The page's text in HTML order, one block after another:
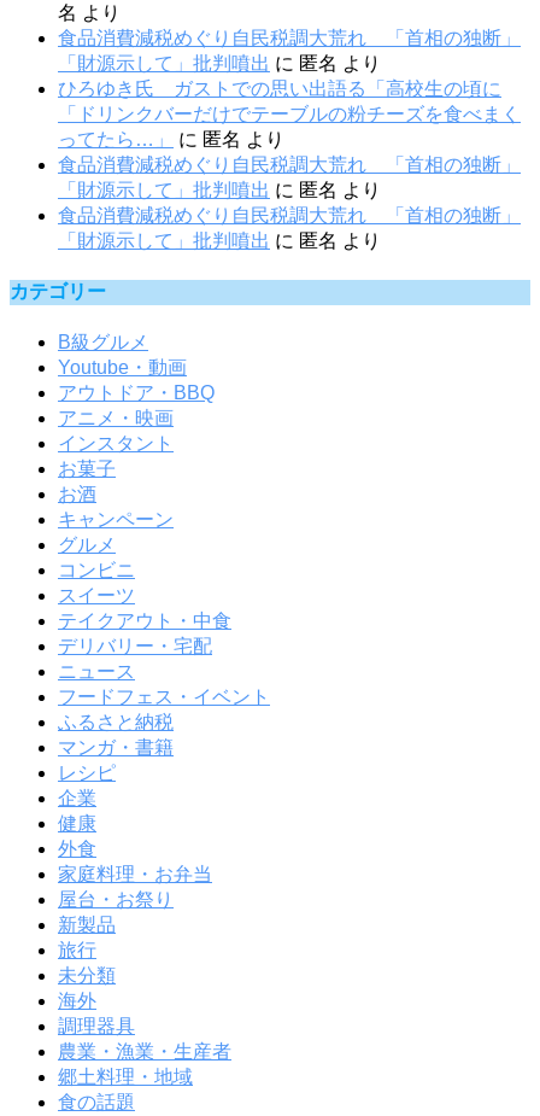
名 より
食品消費減税めぐり自民税調大荒れ 「首相の独断」
「財源示して」批判噴出 に 匿名 より
ひろゆき氏 ガストでの思い出語る「高校生の頃に
「ドリンクバーだけでテーブルの粉チーズを食べまく
ってたら…」
に 匿名 より
食品消費減税めぐり自民税調大荒れ 「首相の独断」
「財源示して」批判噴出 に 匿名 より
食品消費減税めぐり自民税調大荒れ 「首相の独断」
「財源示して」批判噴出 に 匿名 より
カテゴリー
B級グルメ
Youtube・動画
アウトドア・BBQ
アニメ・映画
インスタント
お菓子
お酒
キャンペーン
グルメ
コンビニ
スイーツ
テイクアウト・中食
デリバリー・宅配
ニュース
フードフェス・イベント
ふるさと納税
マンガ・書籍
レシピ
企業
健康
外食
家庭料理・お弁当
屋台・お祭り
新製品
旅行
未分類
海外
調理器具
農業・漁業・生産者
郷土料理・地域
食の話題